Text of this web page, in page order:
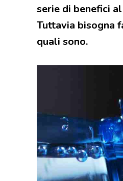
serie di benefici
Tuttavia bisogna
quali sono.